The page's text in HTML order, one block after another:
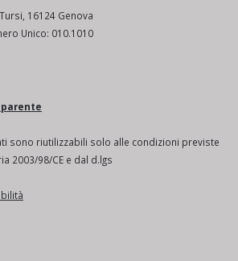
16124 Genova
Unico: 010.1010
sono riutilizzabili solo alle condizioni previste
2003/98/CE e dal d.lgs